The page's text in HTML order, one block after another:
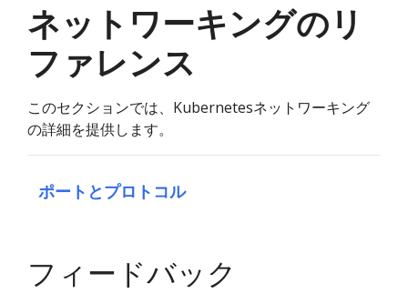
ネットワーキングのリ
ファレンス
このセクションでは、Kubernetesネットワーキング
の詳細を提供します。
ポートとプロトコル
フィードバック